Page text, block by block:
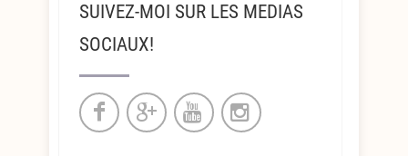
SUIVEZ-MOI SUR LES MEDIAS
SOCIAUX!